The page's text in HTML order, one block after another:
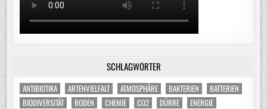
SCHLAGWÖRTER
ANTIBIOTIKA ARTENVIELFALT ATMOSPHÄRE BAKTERIEN
BATTERIEN
BIODIVERSITÄT
BODEN CHEMIE CO2 DÜRRE ENERGIE